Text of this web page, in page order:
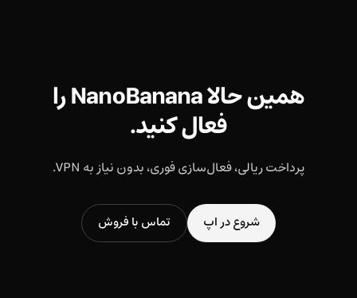
همین حالا NanoBanana را
فعال کنید.
پرداخت ریالی، فعال‌سازی فوری، بدون نیاز به VPN.
شروع در اپ تماس با فروش